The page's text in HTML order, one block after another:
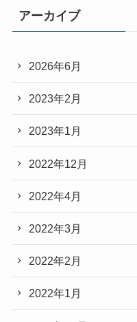
アーカイブ
2026年6月
2023年2月
2023年1月
2022年12月
2022年4月
2022年3月
2022年2月
2022年1月